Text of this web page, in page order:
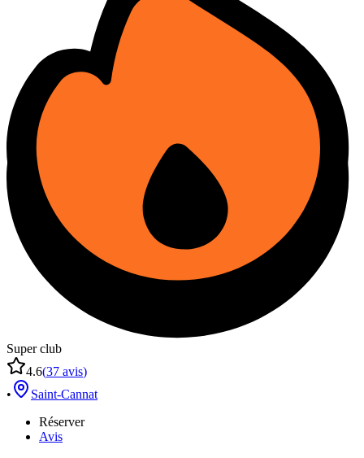
Super club
4.6(37 avis)
•
Saint-Cannat
Réserver
Avis